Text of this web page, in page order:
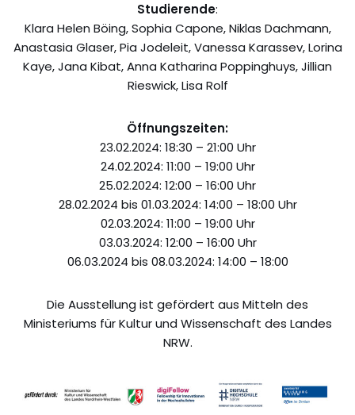
Studierende:
Klara Helen Böing, Sophia Capone, Niklas Dachmann,
Anastasia Glaser, Pia Jodeleit, Vanessa Karassev, Lorina
Kaye, Jana Kibat, Anna Katharina Poppinghuys, Jillian
Rieswick, Lisa Rolf
Öffnungszeiten:
23.02.2024: 18:30 – 21:00 Uhr
24.02.2024: 11:00 – 19:00 Uhr
25.02.2024: 12:00 – 16:00 Uhr
28.02.2024 bis 01.03.2024: 14:00 – 18:00 Uhr
02.03.2024: 11:00 – 19:00 Uhr
03.03.2024: 12:00 – 16:00 Uhr
06.03.2024 bis 08.03.2024: 14:00 – 18:00
Die Ausstellung ist gefördert aus Mitteln des
Ministeriums für Kultur und Wissenschaft des Landes
NRW.